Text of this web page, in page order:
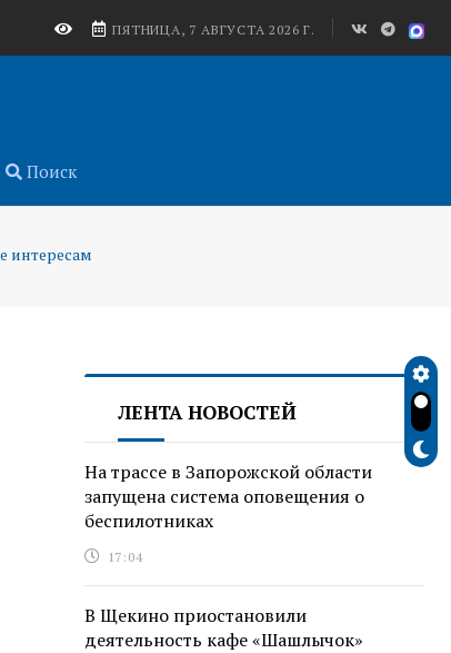
ПЯТНИЦА, 7 АВГУСТА 2026 Г.
Поиск
интересам
ЛЕНТА НОВОСТЕЙ
На трассе в Запорожской области
запущена система оповещения о
беспилотниках
17:04
В Щекино приостановили
деятельность кафе «Шашлычок»